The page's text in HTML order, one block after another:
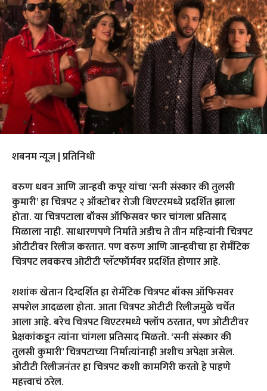
शबनम न्यूज | प्रतिनिधी
वरुण धवन आणि जान्हवी कपूर यांचा ‘सनी संस्कार की तुलसी
कुमारी’ हा चित्रपट २ ऑक्टोबर रोजी थिएटरमध्ये प्रदर्शित झाला
होता. या चित्रपटाला बॉक्स ऑफिसवर फार चांगला प्रतिसाद
मिळाला नाही. साधारणपणे निर्माते अडीच ते तीन महिन्यांनी चित्रपट
ओटीटीवर रिलीज करतात. पण वरुण आणि जान्हवीचा हा रोमँटिक
चित्रपट लवकरच ओटीटी प्लॅटफॉर्मवर प्रदर्शित होणार आहे.
शशांक खेतान दिग्दर्शित हा रोमँटिक चित्रपट बॉक्स ऑफिसवर
सपशेल आदळला होता. आता चित्रपट ओटीटी रिलीजमुळे चर्चेत
आला आहे. बरेच चित्रपट थिएटरमध्ये फ्लॉप ठरतात, पण ओटीटीवर
प्रेक्षकांकडून त्यांना चांगला प्रतिसाद मिळतो. ‘सनी संस्कार की
तुलसी कुमारी’ चित्रपटाच्या निर्मात्यांनाही अशीच अपेक्षा असेल.
ओटीटी रिलीजनंतर हा चित्रपट कशी कामगिरी करतो हे पाहणे
महत्त्वाचं ठरेल.